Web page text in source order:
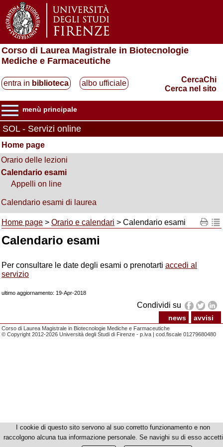
Corso di Laurea Magistrale in Biotecnologie
Mediche e Farmaceutiche
entra in biblioteca albo ufficiale
CercaChi
Cerca nel sito
menù principale
SOL - Servizi online
Home page
Orario delle lezioni
Calendario esami
Appelli on line
Calendario esami di laurea
Home page > Orario e calendari > Calendario esami
Calendario esami
Per consultare le date degli esami o prenotarti accedi al
servizio
ultimo aggiornamento: 19-Apr-2018
Condividi su
news avvisi
Corso di Laurea Magistrale in Biotecnologie Mediche e Farmaceutiche
© Copyright 2012-2026 Università degli Studi di Firenze - p.iva | cod.fiscale 01279680480
I cookie di questo sito servono al suo corretto funzionamento e non
raccolgono alcuna tua informazione personale. Se navighi su di esso accetti